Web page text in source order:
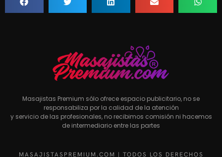
Masajistas Premium sólo ofrece espacio publicitario, no se
responsabiliza por la calidad de la atención
y servicio de las profesionales, no recibimos comisión ni hacemos
de intermediario entre las partes
MASAJISTASPREMIUM.COM | TODOS LOS DERECHOS